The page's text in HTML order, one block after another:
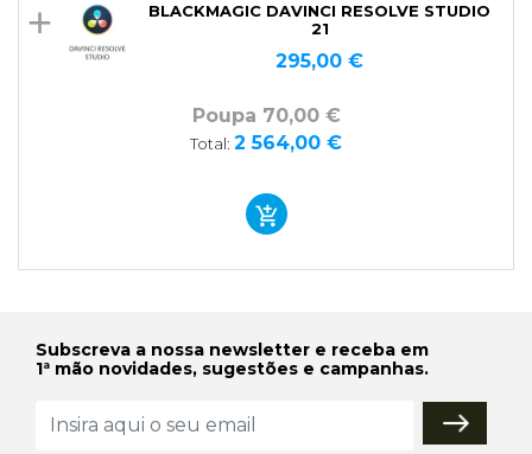
BLACKMAGIC DAVINCI RESOLVE STUDIO
21
295,00 €
Poupa 70,00 €
Total: 2 564,00 €
Subscreva a nossa newsletter e receba em
1ª mão novidades, sugestões e campanhas.